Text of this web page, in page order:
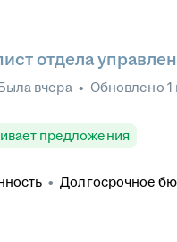
отдела
вчера • Обновлено 1
предложения
• Долгосрочное